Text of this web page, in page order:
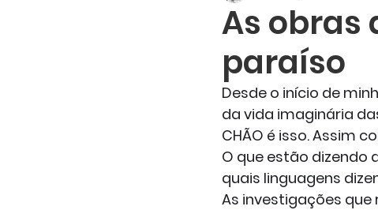
As obras
paraíso
Desde o início de
da vida imaginária
CHÃO é isso. Assim
O que estão dizendo
quais linguagens
As investigações